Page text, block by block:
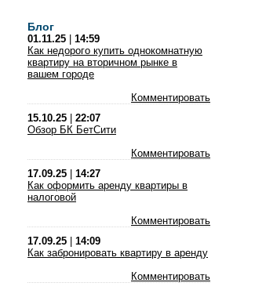
Блог
01.11.25
14:59
Как недорого купить однокомнатную
квартиру на вторичном рынке в
вашем городе
Комментировать
15.10.25
22:07
Обзор БК БетСити
Комментировать
17.09.25
14:27
Как оформить аренду квартиры в
налоговой
Комментировать
17.09.25
14:09
Как забронировать квартиру в аренду
Комментировать